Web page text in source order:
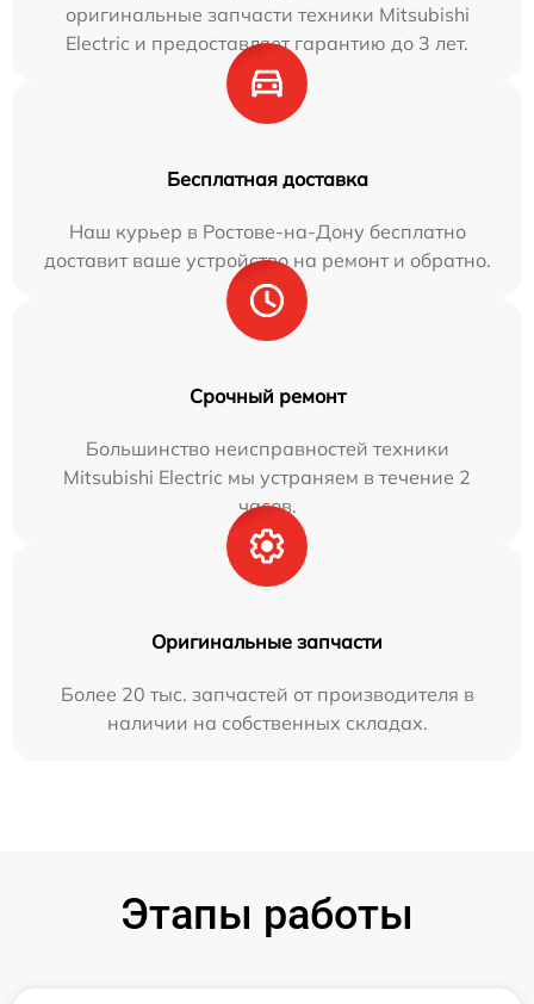
оригинальные запчасти техники Mitsubishi
Electric и предоставляет гарантию до 3 лет.
Бесплатная доставка
Наш курьер в Ростове-на-Дону бесплатно
доставит ваше устройство на ремонт и обратно.
Срочный ремонт
Большинство неисправностей техники
Mitsubishi Electric мы устраняем в течение 2
часов.
Оригинальные запчасти
Более 20 тыс. запчастей от производителя в
наличии на собственных складах.
Этапы работы